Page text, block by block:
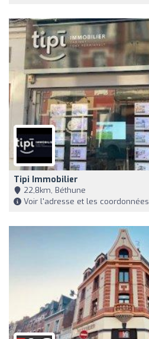
Tipi Immobilier
22,8km, Béthune
Voir l'adresse et les coordonnées